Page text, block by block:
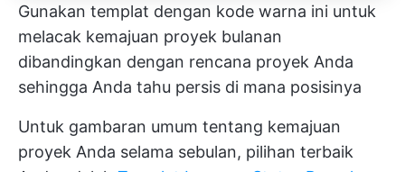
Gunakan templat dengan kode warna ini untuk
melacak kemajuan proyek bulanan
dibandingkan dengan rencana proyek Anda
sehingga Anda tahu persis di mana posisinya
Untuk gambaran umum tentang kemajuan
proyek Anda selama sebulan, pilihan terbaik